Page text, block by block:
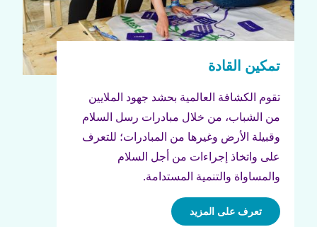
تقوم الكشافة العالمية بحشد جهود الملايين
من الشباب، من خلال مبادرات رسل السلام
وقبيلة الأرض وغيرها من المبادرات؛ للتعرف
على واتخاذ إجراءات من أجل السلام
والمساواة والتنمية المستدامة.
تعرف على المزيد